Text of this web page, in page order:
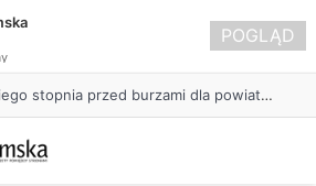
Ostrzeżenie drugiego stopnia przed burzami dla powiatu radomszczańskiego
POGLĄD